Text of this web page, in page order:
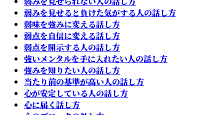
弱みを見せると負けた気がする人の話し方
弱味を強みに変える話し方
弱点を自信に変える話し方
弱点を開示する人の話し方
強いメンタルを手に入れたい人の話し方
強みを知りたい人の話し方
当たり前の基準が高い人の話し方
心が安定している人の話し方
心に届く話し方